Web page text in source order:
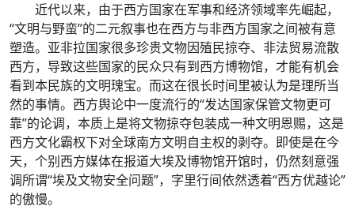
近代以来，由于西方国家在军事和经济领域率先崛起，
“文明与野蛮”的二元叙事也在西方与非西方国家之间被有意
塑造。亚非拉国家很多珍贵文物因殖民掠夺、非法贸易流散
西方，导致这些国家的民众只有到西方博物馆，才能有机会
看到本民族的文明瑰宝。而这在很长时间里被认为是理所当
然的事情。西方舆论中一度流行的“发达国家保管文物更可
靠”的论调，本质上是将文物掠夺包装成一种文明恩赐，这是
西方文化霸权下对全球南方文明自主权的剥夺。即使是在今
天，个别西方媒体在报道大埃及博物馆开馆时，仍然刻意强
调所谓“埃及文物安全问题”，字里行间依然透着“西方优越论”
的傲慢。